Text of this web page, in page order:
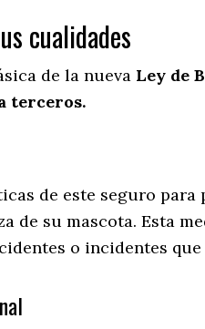
cualidades
de la nueva Ley de
terceros.
de este seguro para
de su mascota. Esta
o incidentes